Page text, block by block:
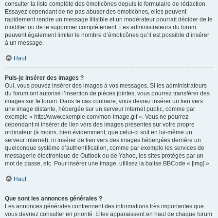
consulter la liste complète des émoticônes depuis le formulaire de rédaction.
Essayez cependant de ne pas abuser des émoticônes, elles peuvent
rapidement rendre un message illisible et un modérateur pourrait décider de le
modifier ou de le supprimer complètement. Les administrateurs du forum
peuvent également limiter le nombre d’émoticônes qu’il est possible d’insérer
à un message.
Haut
Puis-je insérer des images ?
Oui, vous pouvez insérer des images à vos messages. Si les administrateurs
du forum ont autorisé l’insertion de pièces jointes, vous pourrez transférer des
images sur le forum. Dans le cas contraire, vous devrez insérer un lien vers
une image distante, hébergée sur un serveur internet public, comme par
exemple « http://www.exemple.com/mon-image.gif ». Vous ne pourrez
cependant ni insérer de lien vers des images présentes sur votre propre
ordinateur (à moins, bien évidemment, que celui-ci soit en lui-même un
serveur internet), ni insérer de lien vers des images hébergées derrière un
quelconque système d’authentification, comme par exemple les services de
messagerie électronique de Outlook ou de Yahoo, les sites protégés par un
mot de passe, etc. Pour insérer une image, utilisez la balise BBCode « [img] ».
Haut
Que sont les annonces générales ?
Les annonces générales contiennent des informations très importantes que
vous devriez consulter en priorité. Elles apparaissent en haut de chaque forum